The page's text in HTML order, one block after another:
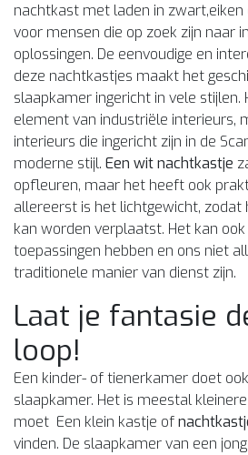
nachtkast met laden in
voor mensen die op zoek zijn naar
oplossingen. De eenvoudige en
deze nachtkastjes maakt het
slaapkamer ingericht in vele stijlen.
element van industriële interieurs,
interieurs die ingericht zijn in de
moderne stijl. Een wit nachtkastje
opfleuren, maar het heeft ook
allereerst is het lichtgewicht, zodat
kan worden verplaatst. Het kan
toepassingen hebben en ons niet
traditionele manier van dienst zijn.
Laat je fantasie
loop!
Een kinder- of tienerkamer doet
slaapkamer. Het is meestal
moet Een klein kastje of
vinden. De slaapkamer van een